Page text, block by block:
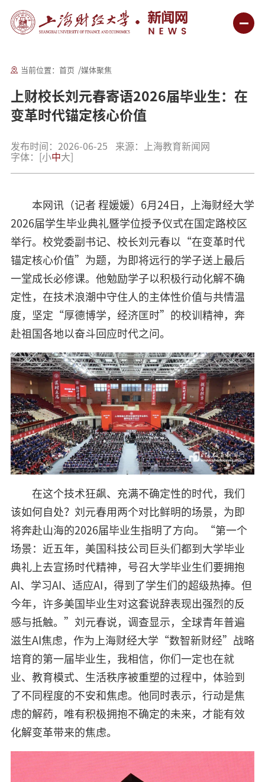
当前位置：首页 媒体聚焦
上财校长刘元春寄语2026届毕业生：在
变革时代锚定核心价值
发布时间：2026-06-25
来源：上海教育新闻网
字体：
小中大
本网讯（记者 程媛媛）6月24日，上海财经大学
2026届学生毕业典礼暨学位授予仪式在国定路校区
举行。校党委副书记、校长刘元春以“在变革时代
锚定核心价值”为题，为即将远行的学子送上最后
一堂成长必修课。他勉励学子以积极行动化解不确
定性，在技术浪潮中守住人的主体性价值与共情温
度，坚定“厚德博学，经济匡时”的校训精神，奔
赴祖国各地以奋斗回应时代之问。
在这个技术狂飙、充满不确定性的时代，我们
该如何自处？刘元春用两个对比鲜明的场景，为即
将奔赴山海的2026届毕业生指明了方向。“第一个
场景：近五年，美国科技公司巨头们都到大学毕业
典礼上去宣扬时代精神，号召大学毕业生们要拥抱
AI、学习AI、适应AI，得到了学生们的超级热捧。但
今年，许多美国毕业生对这套说辞表现出强烈的反
感与抵触。”刘元春说，调查显示，全球青年普遍
滋生AI焦虑，作为上海财经大学“数智新财经”战略
培育的第一届毕业生，我相信，你们一定也在就
业、教育模式、生活秩序被重塑的过程中，体验到
了不同程度的不安和焦虑。他同时表示，行动是焦
虑的解药，唯有积极拥抱不确定的未来，才能有效
化解变革带来的焦虑。